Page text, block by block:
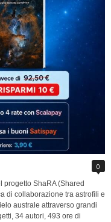
0
ShaRA (Shared
di collaborazione tra astrofili e
australe attraverso grandi
34 autori, 493 ore di